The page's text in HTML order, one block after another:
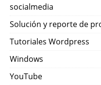
socialmedia
Solución y reporte de
Tutoriales Wordpress
Windows
YouTube